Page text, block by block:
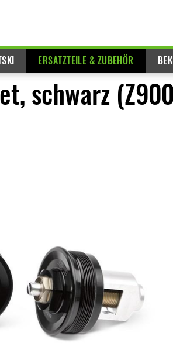
ERSATZTEILE & ZUBEHÖR
schwarz